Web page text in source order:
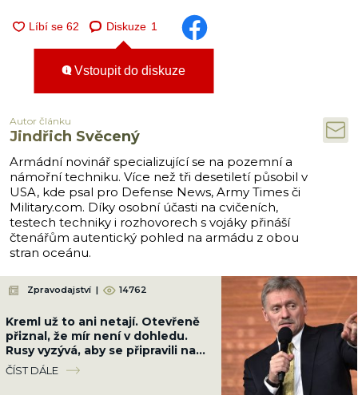
Diskuze 1
Vstoupit do diskuze
Autor článku
Jindřich Svěcený
Armádní novinář specializující se na pozemní a
námořní techniku. Více než tři desetiletí působil v
USA, kde psal pro Defense News, Army Times či
Military.com. Díky osobní účasti na cvičeních,
testech techniky i rozhovorech s vojáky přináší
čtenářům autentický pohled na armádu z obou
stran oceánu.
Zpravodajství | 14762
Kreml už to ani netají. Otevřeně
přiznal, že mír není v dohledu.
Rusy vyzývá, aby se připravili na
dlouhou válku
ČÍST DÁLE